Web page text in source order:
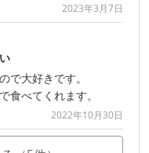
2023年3月7日
で大好きです。
食べてくれます。
2022年10月30日